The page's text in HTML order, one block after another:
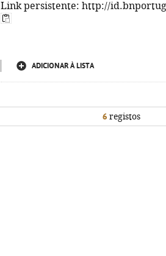
Link persistente: http://
ADICIONAR À LISTA
6 registos